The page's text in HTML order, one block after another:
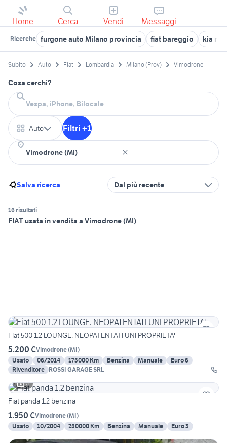
Home Cerca Vendi Messaggi
Ricerche furgone auto Milano provincia fiat bareggio kia
Subito Auto Fiat Lombardia Milano (Prov) Vimodrone
Cosa cerchi?
Auto Filtri +1
Salva ricerca Dal più recente
16 risultati
FIAT usata in vendita a Vimodrone (MI)
Fiat 500 1.2 LOUNGE. NEOPATENTATI UNI PROPRIETA'
5.200 €Vimodrone(MI)
Usato
06/2014 175000 Km Benzina Manuale
Euro 6
Rivenditore ROSSI GARAGE SRL
4
Fiat panda 1.2 benzina
1.950 €Vimodrone(MI)
Usato
10/2004 250000 Km Benzina Manuale Euro 3